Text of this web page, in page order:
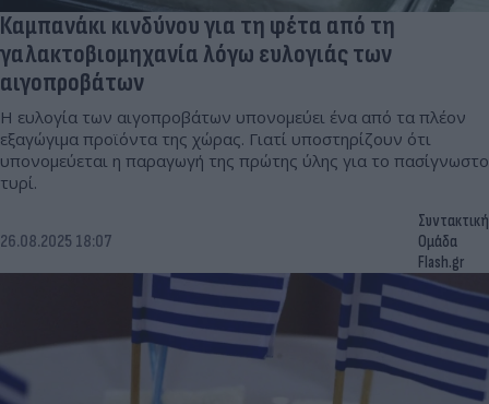
Καμπανάκι κινδύνου για τη φέτα από τη
γαλακτοβιομηχανία λόγω ευλογιάς των
αιγοπροβάτων
Η ευλογία των αιγοπροβάτων υπονομεύει ένα από τα πλέον
εξαγώγιμα προϊόντα της χώρας. Γιατί υποστηρίζουν ότι
υπονομεύεται η παραγωγή της πρώτης ύλης για το πασίγνωστο
τυρί.
26.08.2025 18:07
Συντακτική
Ομάδα
Flash.gr